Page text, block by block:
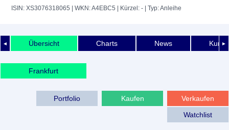
ISIN: XS3076318065 | WKN: A4EBC5 | Kürzel: - | Typ: Anleihe
◄ ►
Übersicht Charts News
Frankfurt
Verkaufen
Kaufen
Portfolio
Watchlist